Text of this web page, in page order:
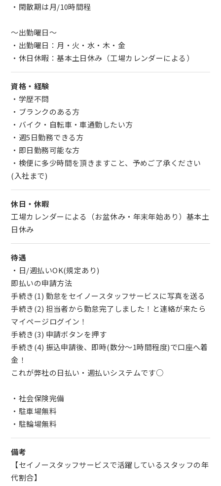
・閑散期は月/10時間程
～出勤曜日～
・出勤曜日：月・火・水・木・金
・休日休暇：基本土日休み（工場カレンダーによる）
資格・経験
・学歴不問
・ブランクのある方
・バイク・自転車・車通勤したい方
・週5日勤務できる方
・即日勤務可能な方
・検便に多少時間を頂きますこと、予めご了承ください
(入社まで)
休日・休暇
工場カレンダーによる（お盆休み・年末年始あり）基本土
日休み
待遇
・日/週払いOK(規定あり)
即払いの申請方法
手続き(1) 勤怠をセイノースタッフサービスに写真を送る
手続き(2) 担当者から勤怠完了しました！と連絡が来たら
マイページログイン！
手続き(3) 申請ボタンを押す
手続き(4) 振込申請後、即時(数分～1時間程度)で口座へ着
金！
これが弊社の日払い・週払いシステムです○
・社会保険完備
・駐車場無料
・駐輪場無料
備考
【セイノースタッフサービスで活躍しているスタッフの年
代割合】